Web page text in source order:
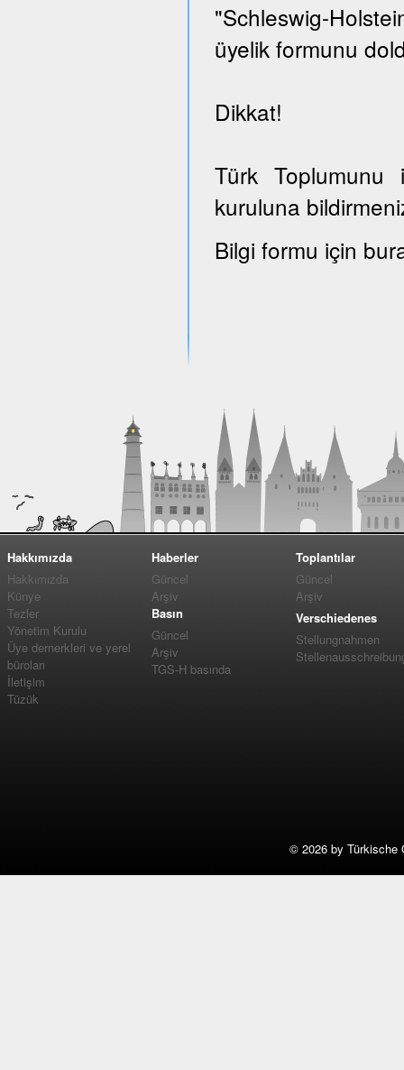
"Schleswig-
üyelik formunu
Dikkat!
Türk
kuruluna
Bilgi formu için
Hakkımızda
Hakkımızda
Künye
Tezler
Yönetim Kurulu
Üye dernerkleri ve yerel
büroları
İletişim
Tüzük
Haberler
Güncel
Arşiv
Basın
Güncel
Arşiv
TGS-H basında
Toplantılar
Güncel
Arşiv
Verschiedenes
Stellungnahmen
© 2026 by Türkische